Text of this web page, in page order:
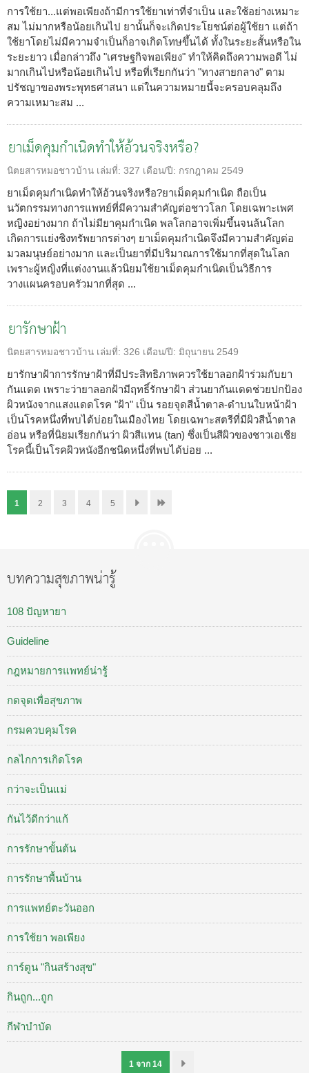
การใช้ยา...แต่พอเพียงถ้ามีการใช้ยาเท่าที่จำเป็น และใช้อย่างเหมาะ
สม ไม่มากหรือน้อยเกินไป ยานั้นก็จะเกิดประโยชน์ต่อผู้ใช้ยา แต่ถ้า
ใช้ยาโดยไม่มีความจำเป็นก็อาจเกิดโทษขึ้นได้ ทั้งในระยะสั้นหรือใน
ระยะยาว เมื่อกล่าวถึง "เศรษฐกิจพอเพียง" ทำให้คิดถึงความพอดี ไม่
มากเกินไปหรือน้อยเกินไป หรือที่เรียกกันว่า "ทางสายกลาง" ตาม
ปรัชญาของพระพุทธศาสนา แต่ในความหมายนี้จะครอบคลุมถึง
ความเหมาะสม ...
ยาเม็ดคุมกำเนิดทำให้อ้วนจริงหรือ?
นิตยสารหมอชาวบ้าน เล่มที่: 327 เดือน/ปี: กรกฎาคม 2549
ยาเม็ดคุมกำเนิดทำให้อ้วนจริงหรือ?ยาเม็ดคุมกำเนิด ถือเป็น
นวัตกรรมทางการแพทย์ที่มีความสำคัญต่อชาวโลก โดยเฉพาะเพศ
หญิงอย่างมาก ถ้าไม่มียาคุมกำเนิด พลโลกอาจเพิ่มขึ้นจนล้นโลก
เกิดการแย่งชิงทรัพยากรต่างๆ ยาเม็ดคุมกำเนิดจึงมีความสำคัญต่อ
มวลมนุษย์อย่างมาก และเป็นยาที่มีปริมาณการใช้มากที่สุดในโลก
เพราะผู้หญิงที่แต่งงานแล้วนิยมใช้ยาเม็ดคุมกำเนิดเป็นวิธีการ
วางแผนครอบครัวมากที่สุด ...
ยารักษาฝ้า
นิตยสารหมอชาวบ้าน เล่มที่: 326 เดือน/ปี: มิถุนายน 2549
ยารักษาฝ้าการรักษาฝ้าที่มีประสิทธิภาพควรใช้ยาลอกฝ้าร่วมกับยา
กันแดด เพราะว่ายาลอกฝ้ามีฤทธิ์รักษาฝ้า ส่วนยากันแดดช่วยปกป้อง
ผิวหนังจากแสงแดดโรค "ฝ้า" เป็น รอยจุดสีน้ำตาล-ดำบนใบหน้าฝ้า
เป็นโรคหนึ่งที่พบได้บ่อยในเมืองไทย โดยเฉพาะสตรีที่มีผิวสีน้ำตาล
อ่อน หรือที่นิยมเรียกกันว่า ผิวสีแทน (tan) ซึ่งเป็นสีผิวของชาวเอเชีย
โรคนี้เป็นโรคผิวหนังอีกชนิดหนึ่งที่พบได้บ่อย ...
1 2 3 4 5
บทความสุขภาพน่ารู้
108 ปัญหายา
Guideline
กฎหมายการแพทย์น่ารู้
กดจุดเพื่อสุขภาพ
กรมควบคุมโรค
กลไกการเกิดโรค
กว่าจะเป็นแม่
กันไว้ดีกว่าแก้
การรักษาขั้นต้น
การรักษาพื้นบ้าน
การแพทย์ตะวันออก
การใช้ยา พอเพียง
การ์ตูน "กินสร้างสุข"
กินถูก...ถูก
กีฬาบำบัด
1 จาก 14